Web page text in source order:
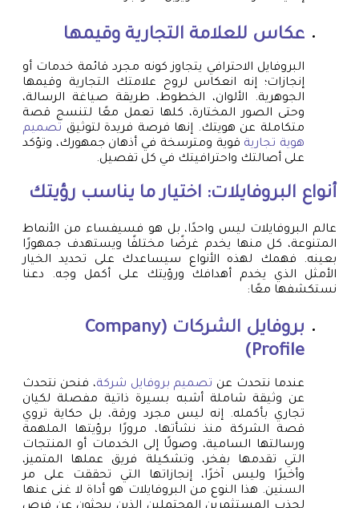
عكاس للعلامة التجارية وقيمها
البروفايل الاحترافي يتجاوز كونه مجرد قائمة خدمات أو
إنجازات؛ إنه انعكاس لروح علامتك التجارية وقيمها
الجوهرية. الألوان، الخطوط، طريقة صياغة الرسالة،
وحتى الصور المختارة، كلها تعمل معًا لتنسج قصة
متكاملة عن هويتك. إنها فرصة فريدة لتوثيق تصميم
هوية تجارية قوية ومترسخة في أذهان جمهورك، وتؤكد
على أصالتك واحترافيتك في كل تفصيل.
أنواع البروفايلات: اختيار ما يناسب رؤيتك
عالم البروفايلات ليس واحدًا، بل هو فسيفساء من الأنماط
المتنوعة، كل منها يخدم غرضًا مختلفًا ويستهدف جمهورًا
بعينه. فهمك لهذه الأنواع سيساعدك على تحديد الخيار
الأمثل الذي يخدم أهدافك ورؤيتك على أكمل وجه. دعنا
نستكشفها معًا:
بروفايل الشركات (Company
Profile)
عندما نتحدث عن تصميم بروفايل شركة، فنحن نتحدث
عن وثيقة شاملة أشبه بسيرة ذاتية مفصلة لكيان
تجاري بأكمله. إنه ليس مجرد ورقة، بل حكاية تروي
قصة الشركة منذ نشأتها، مرورًا برؤيتها الملهمة
ورسالتها السامية، وصولًا إلى الخدمات أو المنتجات
التي تقدمها بفخر، وتشكيلة فريق عملها المتميز،
وأخيرًا وليس آخرًا، إنجازاتها التي تحققت على مر
السنين. هذا النوع من البروفايلات هو أداة لا غنى عنها